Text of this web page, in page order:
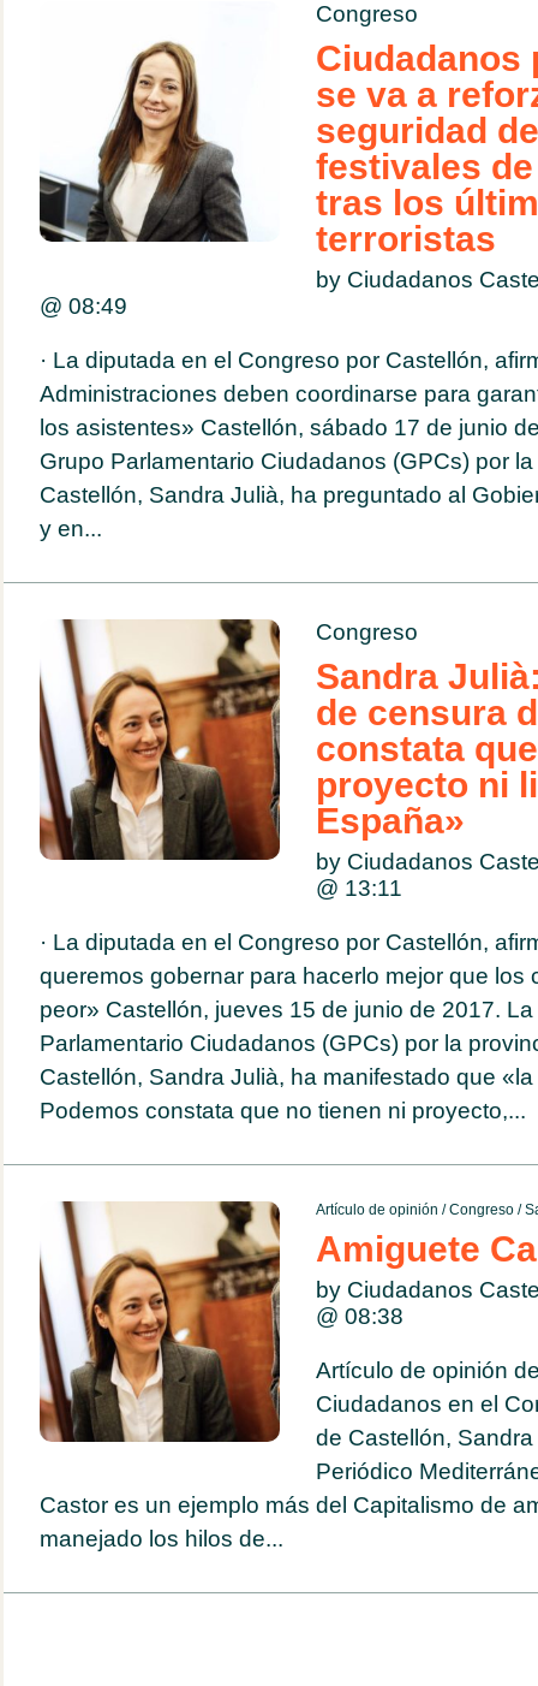
Congreso
Ciudadanos
se va a
seguridad
festivales
tras los
terroristas
by Ciudadanos
@ 08:49
· La diputada en el Congreso por Castellón,
Administraciones deben coordinarse para
los asistentes» Castellón, sábado 17 de junio
Grupo Parlamentario Ciudadanos (GPCs) por
Castellón, Sandra Julià, ha preguntado al
y en...
Congreso
Sandra
de censura
constata
proyecto ni
España»
by Ciudadanos
@ 13:11
· La diputada en el Congreso por Castellón,
queremos gobernar para hacerlo mejor que los
peor» Castellón, jueves 15 de junio de 2017.
Parlamentario Ciudadanos (GPCs) por la
Castellón, Sandra Julià, ha manifestado que
Podemos constata que no tienen ni proyecto,...
Artículo de opinión /Congreso/
Amiguete
by Ciudadanos
@ 08:38
Artículo de opinión
Ciudadanos en el
de Castellón,
Periódico
Castor es un ejemplo más del Capitalismo de
manejado los hilos de...